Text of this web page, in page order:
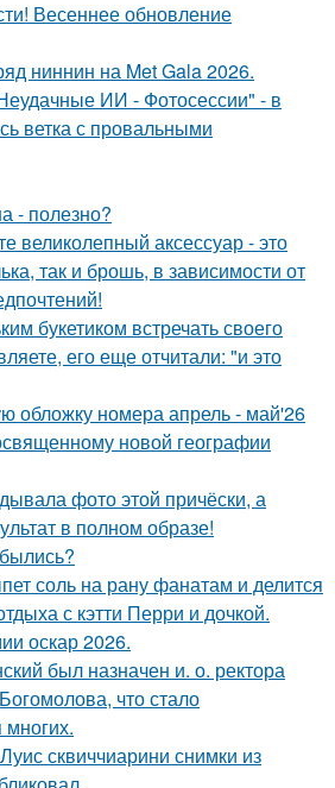
Весеннее обновление
ниннин на Met Gala 2026.
ИИ - Фотосессии" - в
ветка с провальными
- полезно?
великолепный аксессуар - это
так и брошь, в зависимости от
букетиком встречать своего
его еще отчитали: "и это
обложку номера апрель - май'26
новой географии
фото этой причёски, а
в полном образе!
соль на рану фанатам и делится
с кэтти Перри и дочкой.
оскар 2026.
был назначен и. о. ректора
что стало
сквиччиарини снимки из